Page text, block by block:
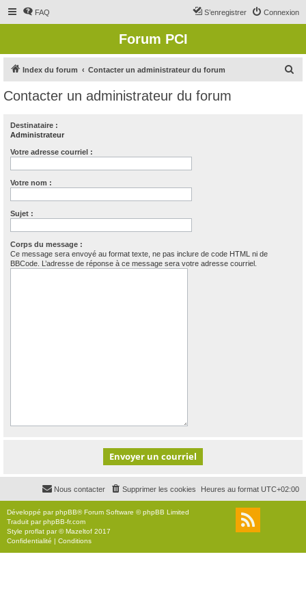
FAQ Connexion
S’enregistrer
Forum PCI
Index du forum Contacter un administrateur du forum
Contacter un administrateur du forum
Destinataire :
Administrateur
Votre adresse courriel :
Votre nom :
Sujet :
Corps du message :
Ce message sera envoyé au format texte, ne pas inclure de code HTML ni de
BBCode. L’adresse de réponse à ce message sera votre adresse courriel.
Heures au format UTC+02:00
Supprimer les cookies
Nous contacter
Développé parphpBB® Forum Software © phpBB Limited
Traduit parphpBB-fr.com
Style proflat par ©Mazeltof 2017
Confidentialité | Conditions